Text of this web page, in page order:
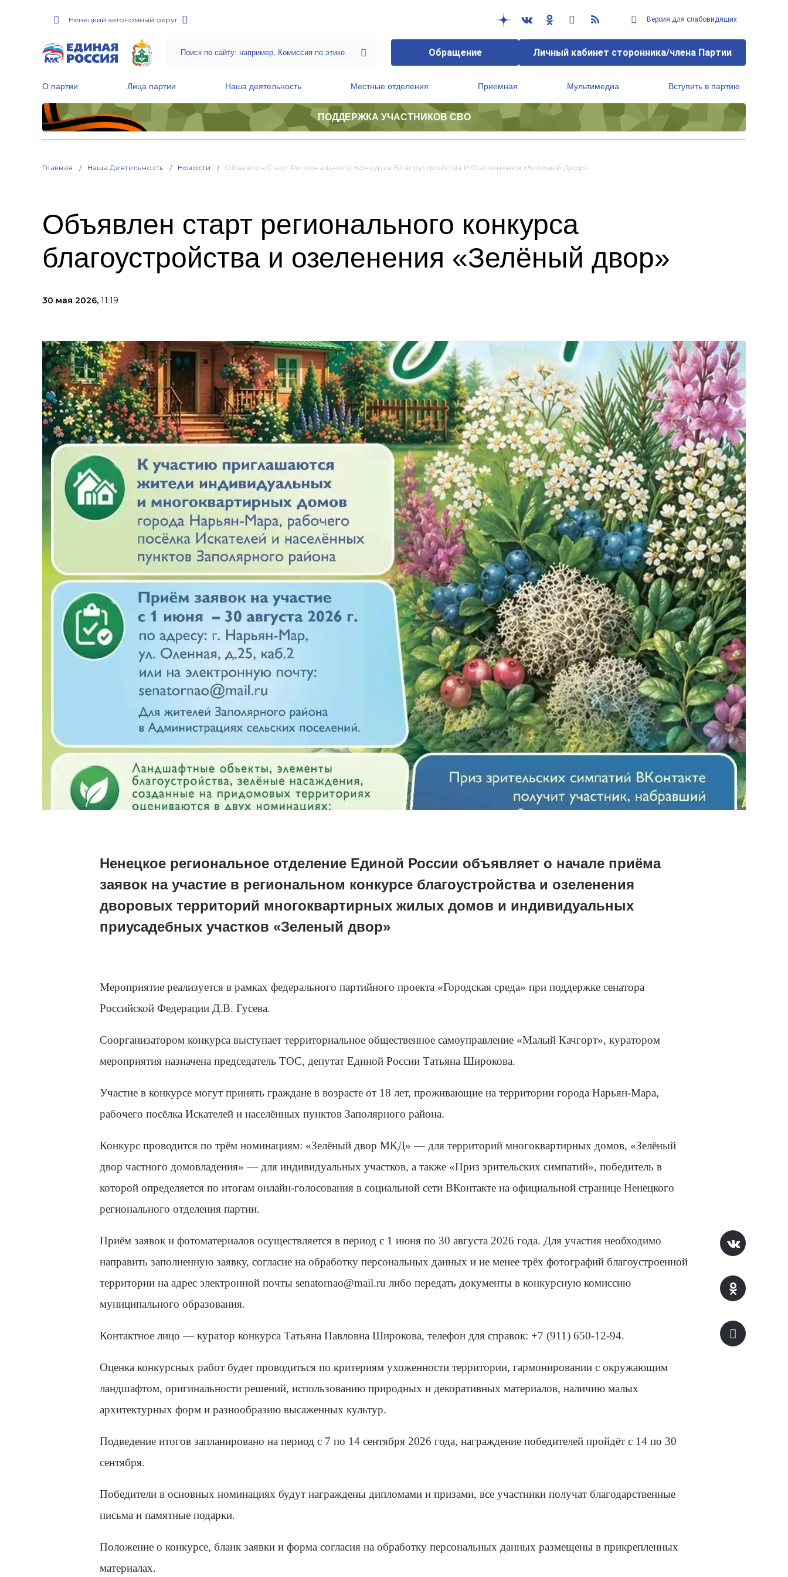
Ненецкий автономный округ Версия для слабовидящих
Обращение Личный кабинет сторонника/члена Партии
О партии Лица партии Наша деятельность Местные отделения Приемная Мультимедиа Вступить в партию
ПОДДЕРЖКА УЧАСТНИКОВ СВО
Главная Наша Деятельность Новости Объявлен Старт Регионального Конкурса Благоустройства И Озеленения «Зелёный Двор»
Объявлен старт регионального конкурса
благоустройства и озеленения «Зелёный двор»
30 мая 2026, 11:19
Ненецкое региональное отделение Единой России объявляет о начале приёма
заявок на участие в региональном конкурсе благоустройства и озеленения
дворовых территорий многоквартирных жилых домов и индивидуальных
приусадебных участков «Зеленый двор»
Мероприятие реализуется в рамках федерального партийного проекта «Городская среда» при поддержке сенатора
Российской Федерации Д.В. Гусева.
Соорганизатором конкурса выступает территориальное общественное самоуправление «Малый Качгорт», куратором
мероприятия назначена председатель ТОС, депутат Единой России Татьяна Широкова.
Участие в конкурсе могут принять граждане в возрасте от 18 лет, проживающие на территории города Нарьян-Мара,
рабочего посёлка Искателей и населённых пунктов Заполярного района.
Конкурс проводится по трём номинациям: «Зелёный двор МКД» — для территорий многоквартирных домов, «Зелёный
двор частного домовладения» — для индивидуальных участков, а также «Приз зрительских симпатий», победитель в
которой определяется по итогам онлайн-голосования в социальной сети ВКонтакте на официальной странице Ненецкого
регионального отделения партии.
Приём заявок и фотоматериалов осуществляется в период с 1 июня по 30 августа 2026 года. Для участия необходимо
направить заполненную заявку, согласие на обработку персональных данных и не менее трёх фотографий благоустроенной
территории на адрес электронной почты senatornao@mail.ru либо передать документы в конкурсную комиссию
муниципального образования.
Контактное лицо — куратор конкурса Татьяна Павловна Широкова, телефон для справок: +7 (911) 650-12-94.
Оценка конкурсных работ будет проводиться по критериям ухоженности территории, гармонировании с окружающим
ландшафтом, оригинальности решений, использованию природных и декоративных материалов, наличию малых
архитектурных форм и разнообразию высаженных культур.
Подведение итогов запланировано на период с 7 по 14 сентября 2026 года, награждение победителей пройдёт с 14 по 30
сентября.
Победители в основных номинациях будут награждены дипломами и призами, все участники получат благодарственные
письма и памятные подарки.
Положение о конкурсе, бланк заявки и форма согласия на обработку персональных данных размещены в прикрепленных
материалах.